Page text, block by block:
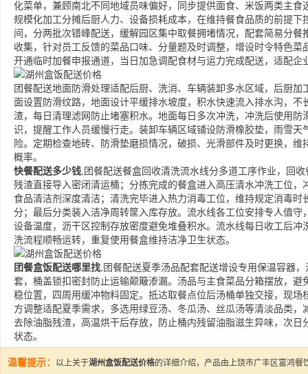
化菜单，兼顾南北不同地域员味偏好，同步提供面食、米饭两类主
规模化加工分摊后厨人力、设备损耗成本，在维持餐食品质的前提
间，分两批次错峰配送，缓解园区集中取餐拥堵情况，配套简易分
收集，针对员工反馈的菜品口味、分量题及时调整，增设时令特色
开通临时加餐申报通道，当日加急调配食材与运力完成配送，适配企
团餐配送地面防滑处理适配后厨、洗消、车辆装卸多水区域，后厨
面设置防滑纹路，地面设计平缓排水坡度，积水快速流入排水沟，
渣，每日清理滤网防止堵塞积水。地面每日多次冲洗，冲洗后使用
识，提醒工作人员缓慢行走。装卸车辆区域铺设防滑橡胶垫，雨雪
险。定期检查地砖、防滑垫磨损情况，破损、光滑部件及时更换，
概率。
快餐配送多少钱,团餐配送餐盒回收清洗流水线分多道工序作业，回
残渣直接导入密闭清运桶；分拣完成的餐盒进入高压清水冲洗工位
食品清洁剂深度清洁；清洗完毕进入热力消毒工位，维持规定消毒
分；最后分类装入洁净周转筐入库存放。流水线各工位安排专人值
设备温度，沥干区控制存放密度避免堆叠积水。流水线每日收工后
洗流程顺畅运转，重复使用餐盒维持洁净卫生状态。
团餐盒饭配送哪里找,团餐配送夏季汤品配套配送增设专用保温容器
套，桶盖锁扣密封防止运输颠簸渗漏。汤品与主食菜品分箱摆放，
稳位置，四周用缓冲物料固定。抵达取餐点位后汤桶单独交接，现
方调整适配夏季需求，多选用绿豆汤、冬瓜汤、丝瓜汤等清淡品类
去除油脂残渣，高温烘干后存放，防止桶内残留油脂滋生异味，次
状态。
温馨提示： 以上关于湖州盒饭配送价格的详细介绍，产品由上饶市广丰区富鸿